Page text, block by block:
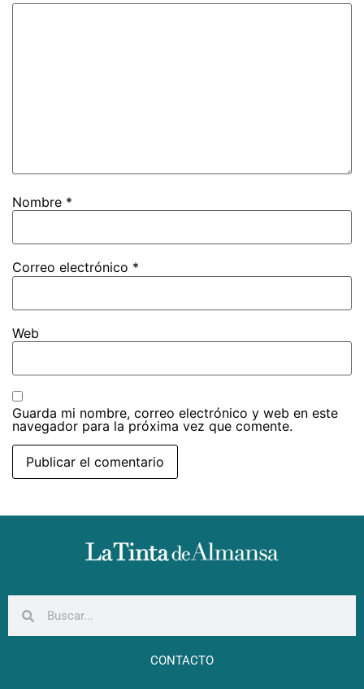
Nombre *
Correo electrónico *
Web
Guarda mi nombre, correo electrónico y web en este
navegador para la próxima vez que comente.
CONTACTO